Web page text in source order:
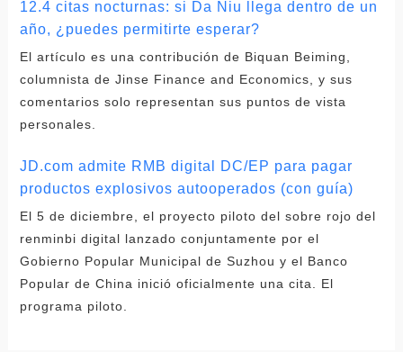
12.4 citas nocturnas: si Da Niu llega dentro de un
año, ¿puedes permitirte esperar?
El artículo es una contribución de Biquan Beiming,
columnista de Jinse Finance and Economics, y sus
comentarios solo representan sus puntos de vista
personales.
JD.com admite RMB digital DC/EP para pagar
productos explosivos autooperados (con guía)
El 5 de diciembre, el proyecto piloto del sobre rojo del
renminbi digital lanzado conjuntamente por el
Gobierno Popular Municipal de Suzhou y el Banco
Popular de China inició oficialmente una cita. El
programa piloto.